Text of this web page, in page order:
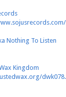
Nothing To Listen
Kingdom